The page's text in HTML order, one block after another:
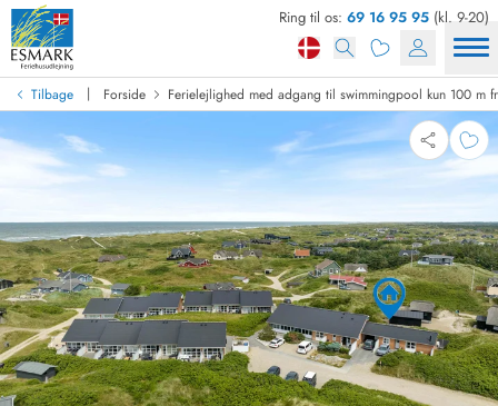
Ring til os: 69 16 95 95 (kl. 9-20)
Tilbage | Forside Ferielejlighed med adgang til swimmingpool kun 100 m